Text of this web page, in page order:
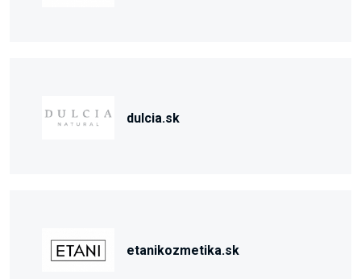
dulcia.sk
etanikozmetika.sk